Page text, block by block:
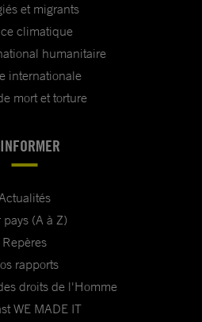
et migrants
climatique
humanitaire
internationale
mort et torture
pays (A à Z)
Repères
rapports
droits de l'Homme
WE MADE IT